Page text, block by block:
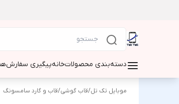
دسته‌بندی محصولاتخانهپیگیری سفارش
موبایل تک تل/قاب گوشی/قاب و گارد سامسونگ